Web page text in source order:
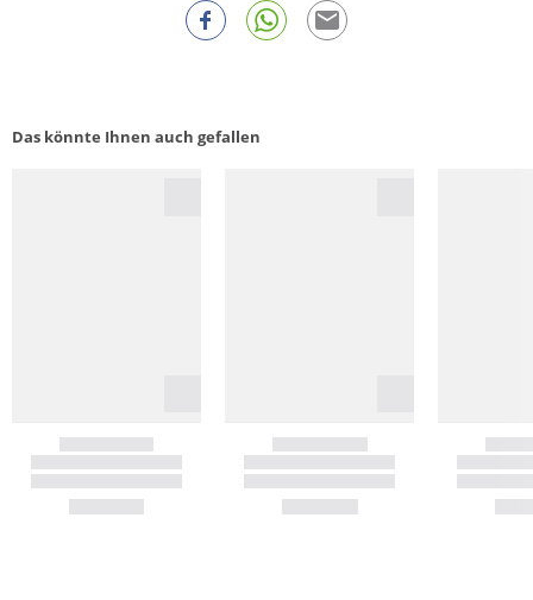
Das könnte Ihnen auch gefallen